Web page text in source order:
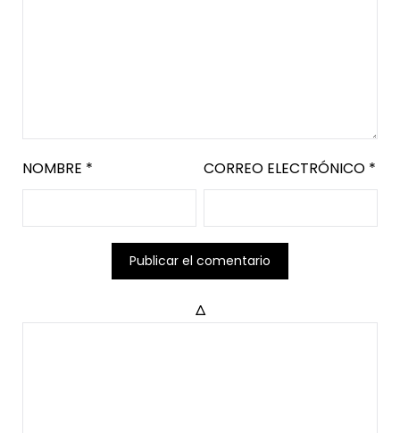
NOMBRE * CORREO ELECTRÓNICO *
Δ